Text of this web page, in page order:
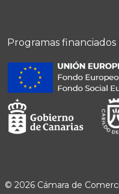
Programas financiados
© 2026 Cámara de